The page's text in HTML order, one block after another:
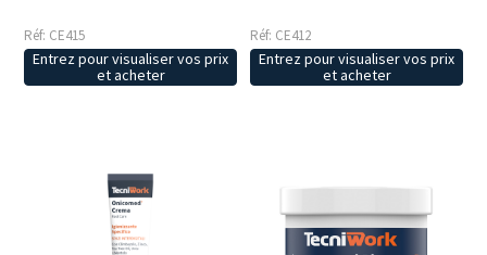
Réf: CE415
Entrez pour visualiser vos prix
et acheter
Réf: CE412
Entrez pour visualiser vos prix
et acheter